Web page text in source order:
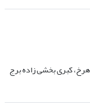
کبری بخشی زاده برج